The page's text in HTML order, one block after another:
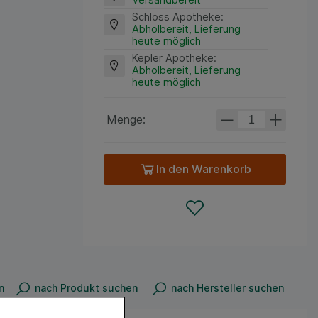
Schloss Apotheke:
Abholbereit, Lieferung
heute möglich
Kepler Apotheke:
Abholbereit, Lieferung
heute möglich
Menge:
In den Warenkorb
nach Produkt suchen nach Hersteller suchen